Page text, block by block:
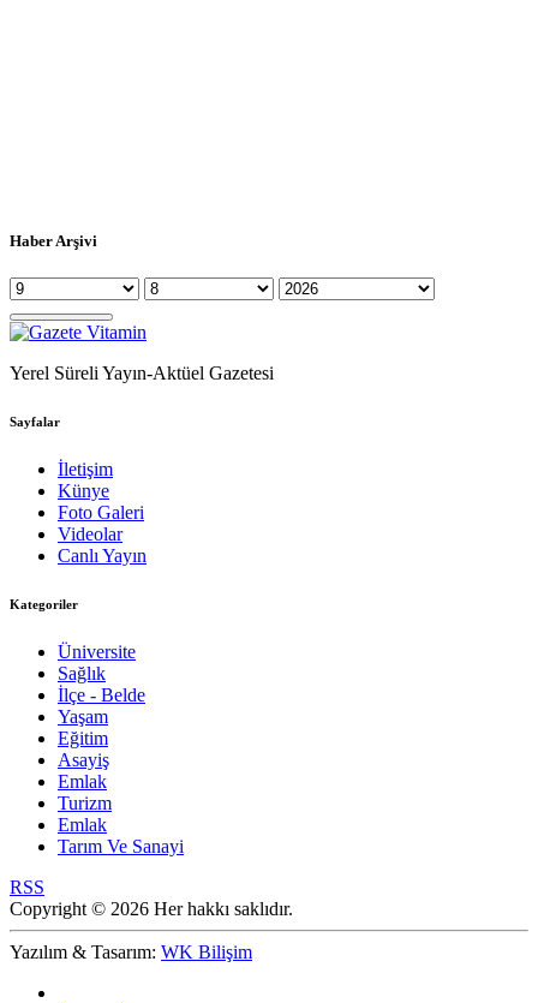
Haber Arşivi
Yerel Süreli Yayın-Aktüel Gazetesi
Sayfalar
İletişim
Künye
Foto Galeri
Videolar
Canlı Yayın
Kategoriler
Üniversite
Sağlık
İlçe - Belde
Yaşam
Eğitim
Asayiş
Emlak
Turizm
Emlak
Tarım Ve Sanayi
RSS
Copyright © 2026 Her hakkı saklıdır.
Yazılım & Tasarım: WK Bilişim